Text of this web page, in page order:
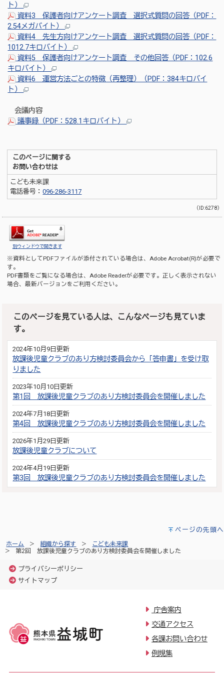
ト）
資料3 保護者向けアンケート調査 選択式質問の回答（PDF：
2.54メガバイト）
資料4 先生方向けアンケート調査 選択式質問の回答（PDF：
1012.7キロバイト）
資料5 保護者向けアンケート調査 その他回答（PDF：102.6
キロバイト）
資料6 運営方法ごとの特徴（再整理）（PDF：384キロバイ
ト）
会議内容
議事録（PDF：528.1キロバイト）
このページに関する
お問い合わせは
こども未来課
電話番号：096-286-3117
（ID:6278）
別ウィンドウで開きます
※資料としてPDFファイルが添付されている場合は、Adobe Acrobat(R)が必要で
す。
PDF書類をご覧になる場合は、Adobe Readerが必要です。正しく表示されない
場合、最新バージョンをご利用ください。
このページを見ている人は、こんなページも見ていま
す。
2024年10月9日更新
放課後児童クラブのあり方検討委員会から「答申書」を受け取
りました
2023年10月10日更新
第1回 放課後児童クラブのあり方検討委員会を開催しました
2024年7月18日更新
第4回 放課後児童クラブのあり方検討委員会を開催しました
2026年1月29日更新
放課後児童クラブについて
2024年4月19日更新
第3回 放課後児童クラブのあり方検討委員会を開催しました
ページの先頭へ
ホーム 組織から探す
こども未来課
第2回 放課後児童クラブのあり方検討委員会を開催しました
プライバシーポリシー
サイトマップ
庁舎案内
交通アクセス
各課お問い合わせ
例規集